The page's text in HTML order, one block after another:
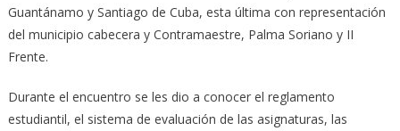
Guantánamo y Santiago de Cuba, esta última con representación
del municipio cabecera y Contramaestre, Palma Soriano y II
Frente.
Durante el encuentro se les dio a conocer el reglamento
estudiantil, el sistema de evaluación de las asignaturas, las